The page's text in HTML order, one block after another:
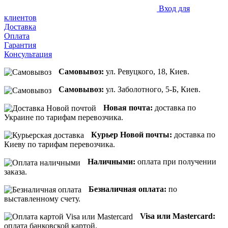
Вход для
клиентов
Доставка
Оплата
Гарантия
Консультация
Самовывоз: ул. Ревуцкого, 18, Киев.
Самовывоз: ул. Заболотного, 5-Б, Киев.
Новая почта: доставка по
Украине по тарифам перевозчика.
Курьер Новой почты: доставка по
Киеву по тарифам перевозчика.
Наличными: оплата при получении
заказа.
Безналичная оплата: по
выставленному счету.
Visa или Mastercard:
оплата банковской картой.